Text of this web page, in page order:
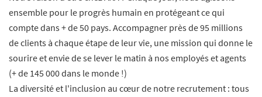
ensemble pour le progrès humain en protégeant ce qui
compte dans + de 50 pays. Accompagner près de 95 millions
de clients à chaque étape de leur vie, une mission qui donne le
sourire et envie de se lever le matin à nos employés et agents
(+ de 145 000 dans le monde !)
La diversité et l'inclusion au cœur de notre recrutement : tous